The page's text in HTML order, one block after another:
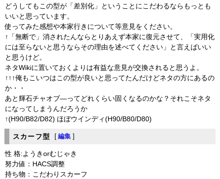
どうしてもこの型が「差別化」ということにこだわるならもっとも
いいと思っています。
使ってみた感想や本家行きについて等意見をください。
↑「無断で」消されたんならとりあえず本家に復元させて、「実用化
には至らないと思うならその理由を述べてください」と言えばいい
と思うけど。
ネタWikiに置いておくよりは有益な意見が交換されると思うよ。
↑↑↑俺もこいつはこの型が良いと思ってたんだけどネタの方にあるの
か・・
あと輝石チャオブ―ってどれくらい固くなるのかな？それこそネタ
になってしまうんだろうか
↑(H90/B82/D82) ほぼウインディ(H90/B80/D80)
スカーフ型 [ 編集 ]
性 格:ようきorむじゃき
努力値：HACS調整
持ち物：こだわりスカーフ